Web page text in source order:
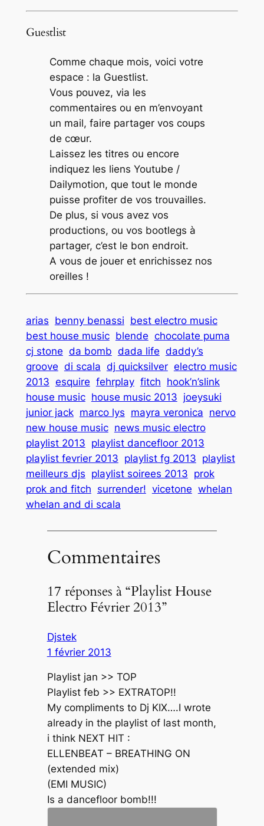
Guestlist
Comme chaque mois, voici votre
espace : la Guestlist.
Vous pouvez, via les
commentaires ou en m’envoyant
un mail, faire partager vos coups
de cœur.
Laissez les titres ou encore
indiquez les liens Youtube /
Dailymotion, que tout le monde
puisse profiter de vos trouvailles.
De plus, si vous avez vos
productions, ou vos bootlegs à
partager, c’est le bon endroit.
A vous de jouer et enrichissez nos
oreilles !
arias benny benassi best electro music
best house music blende chocolate puma
cj stone da bomb dada life daddy’s
groove di scala dj quicksilver electro music
2013 esquire fehrplay fitch hook’n’slink
house music house music 2013 joeysuki
junior jack marco lys mayra veronica nervo
new house music news music electro
playlist 2013 playlist dancefloor 2013
playlist fevrier 2013 playlist fg 2013 playlist
meilleurs djs playlist soirees 2013 prok
prok and fitch surrender! vicetone whelan
whelan and di scala
Commentaires
17 réponses à “Playlist House
Electro Février 2013”
Djstek
1 février 2013
Playlist jan >> TOP
Playlist feb >> EXTRATOP!!
My compliments to Dj KIX….I wrote
already in the playlist of last month,
i think NEXT HIT :
ELLENBEAT – BREATHING ON
(extended mix)
(EMI MUSIC)
Is a dancefloor bomb!!!